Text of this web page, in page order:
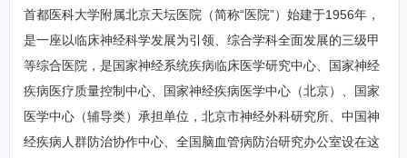
首都医科大学附属北京天坛医院（简称“医院”）始建于1956年，
是一座以临床神经科学发展为引领、综合学科全面发展的三级甲
等综合医院，是国家神经系统疾病临床医学研究中心、国家神经
疾病医疗质量控制中心、国家神经疾病医学中心（北京）、国家
医学中心（辅导类）承担单位，北京市神经外科研究所、中国神
经疾病人群防治协作中心、全国脑血管病防治研究办公室设在这